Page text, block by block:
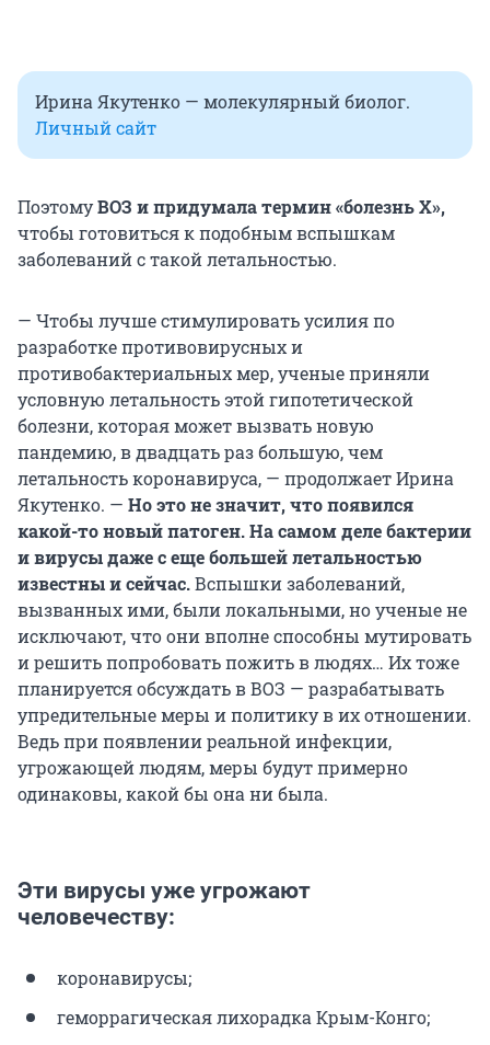
Ирина Якутенко — молекулярный биолог.
Личный сайт
ПоэтомуВОЗ и придумала термин «болезнь Х»,
чтобы готовиться к подобным вспышкам
заболеваний с такой летальностью.
— Чтобы лучше стимулировать усилия по
разработке противовирусных и
противобактериальных мер, ученые приняли
условную летальность этой гипотетической
болезни, которая может вызвать новую
пандемию, в двадцать раз большую, чем
летальность коронавируса, — продолжает Ирина
Якутенко. — Но это не значит, что появился
какой-то новый патоген. На самом деле бактерии
и вирусы даже с еще большей летальностью
известны и сейчас.Вспышки заболеваний,
вызванных ими, были локальными, но ученые не
исключают, что они вполне способны мутировать
и решить попробовать пожить в людях… Их тоже
планируется обсуждать в ВОЗ — разрабатывать
упредительные меры и политику в их отношении.
Ведь при появлении реальной инфекции,
угрожающей людям, меры будут примерно
одинаковы, какой бы она ни была.
Эти вирусы уже угрожают
человечеству:
коронавирусы;
геморрагическая лихорадка Крым-Конго;